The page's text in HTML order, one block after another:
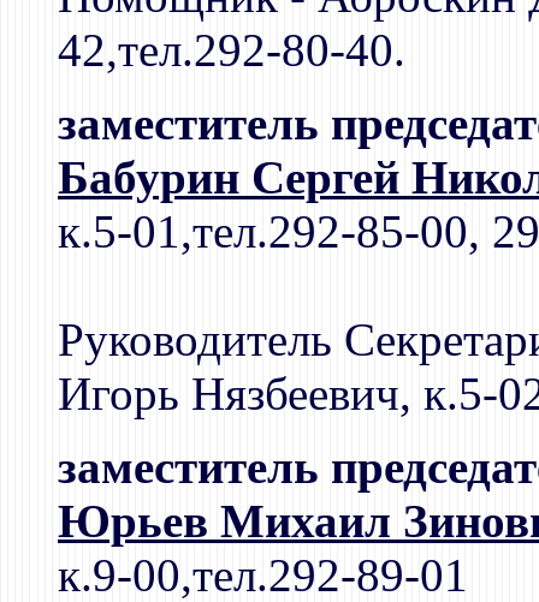
42,тел.292-80-40.
заместитель
Бабурин Сергей
к.5-01,тел.292-85-00,
Руководитель
Игорь Нязбеевич, к.5-
заместитель
Юрьев Михаил
к.9-00,тел.292-89-01